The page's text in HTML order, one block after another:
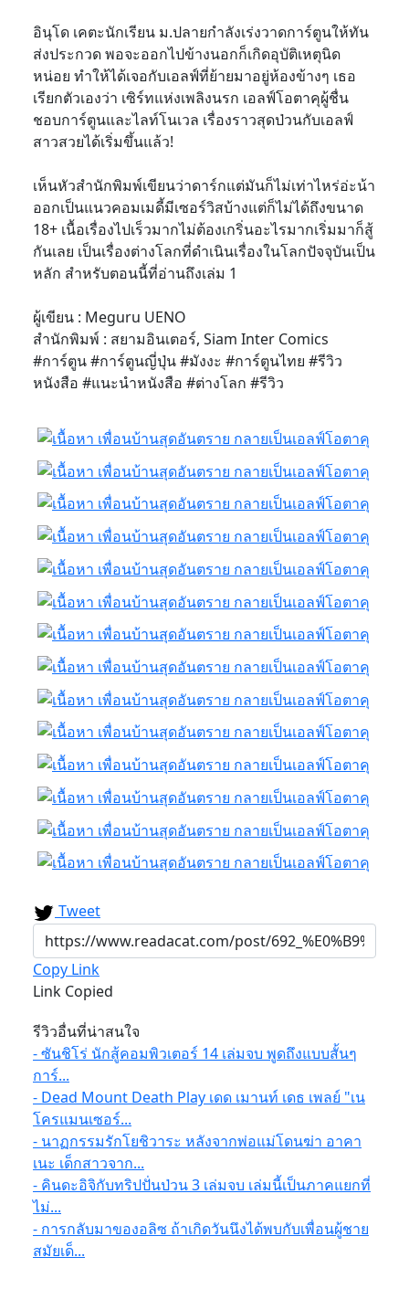
อินุโด เคตะนักเรียน ม.ปลายกำลังเร่งวาดการ์ตูนให้ทัน
ส่งประกวด พอจะออกไปข้างนอกก็เกิดอุบัติเหตุนิด
หน่อย ทำให้ได้เจอกับเอลฟ์ที่ย้ายมาอยู่ห้องข้างๆ เธอ
เรียกตัวเองว่า เซิร์ทแห่งเพลิงนรก เอลฟ์โอตาคุผู้ชื่น
ชอบการ์ตูนและไลท์โนเวล เรื่องราวสุดป่วนกับเอลฟ์
สาวสวยได้เริ่มขึ้นแล้ว!
เห็นหัวสำนักพิมพ์เขียนว่าดาร์กแต่มันก็ไม่เท่าไหร่อ่ะน้า
ออกเป็นแนวคอมเมดี้มีเซอร์วิสบ้างแต่ก็ไม่ได้ถึงขนาด
18+ เนื้อเรื่องไปเร็วมากไม่ต้องเกริ่นอะไรมากเริ่มมาก็สู้
กันเลย เป็นเรื่องต่างโลกที่ดำเนินเรื่องในโลกปัจจุบันเป็น
หลัก สำหรับตอนนี้ที่อ่านถึงเล่ม 1
ผู้เขียน : Meguru UENO
สำนักพิมพ์ : สยามอินเตอร์, Siam Inter Comics
#การ์ตูน #การ์ตูนญี่ปุ่น #มังงะ #การ์ตูนไทย #รีวิว
หนังสือ #แนะนำหนังสือ #ต่างโลก #รีวิว
Tweet
Copy Link
Link Copied
รีวิวอื่นที่น่าสนใจ
- ซันชิโร่ นักสู้คอมพิวเตอร์ 14 เล่มจบ พูดถึงแบบสั้นๆ
การ์...
- Dead Mount Death Play เดด เมานท์ เดธ เพลย์ "เน
โครแมนเซอร์...
- นาฏกรรมรักโยชิวาระ หลังจากพ่อแม่โดนฆ่า อาคา
เนะ เด็กสาวจาก...
- คินดะอิจิกับทริปปั่นป่วน 3 เล่มจบ เล่มนี้เป็นภาคแยกที่
ไม่...
- การกลับมาของอลิซ ถ้าเกิดวันนึงได้พบกับเพื่อนผู้ชาย
สมัยเด็...